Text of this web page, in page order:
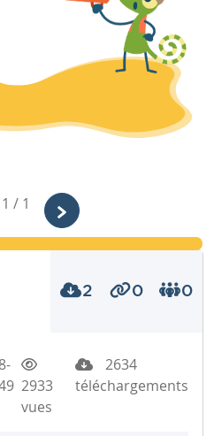
1 / 1
2 0 0
2933
vues
2634
téléchargements